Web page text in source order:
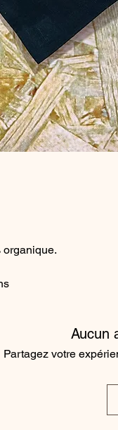
organique.
Aucun
Partagez votre